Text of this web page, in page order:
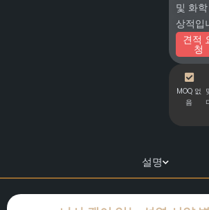
및 화
상적입
견적
청
MOQ 없
음
설명